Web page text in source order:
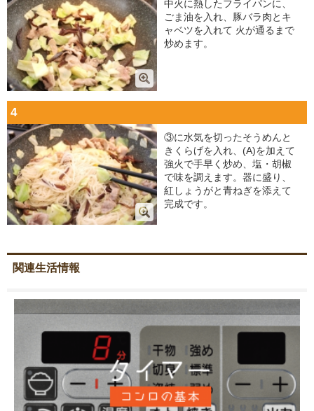
中火に熱したフライパンに、
ごま油を入れ、豚バラ肉とキ
ャベツを入れて 火が通るまで
炒めます。
4
③に水気を切ったそうめんと
きくらげを入れ、(A)を加えて
強火で手早く炒め、塩・胡椒
で味を調えます。器に盛り、
紅しょうがと青ねぎを添えて
完成です。
関連生活情報